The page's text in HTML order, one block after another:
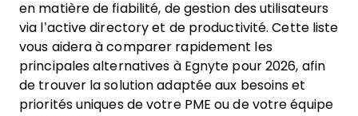
en matière de fiabilité, de gestion des utilisateurs
via l’active directory et de productivité. Cette liste
vous aidera à comparer rapidement les
principales alternatives à Egnyte pour 2026, afin
de trouver la solution adaptée aux besoins et
priorités uniques de votre PME ou de votre équipe